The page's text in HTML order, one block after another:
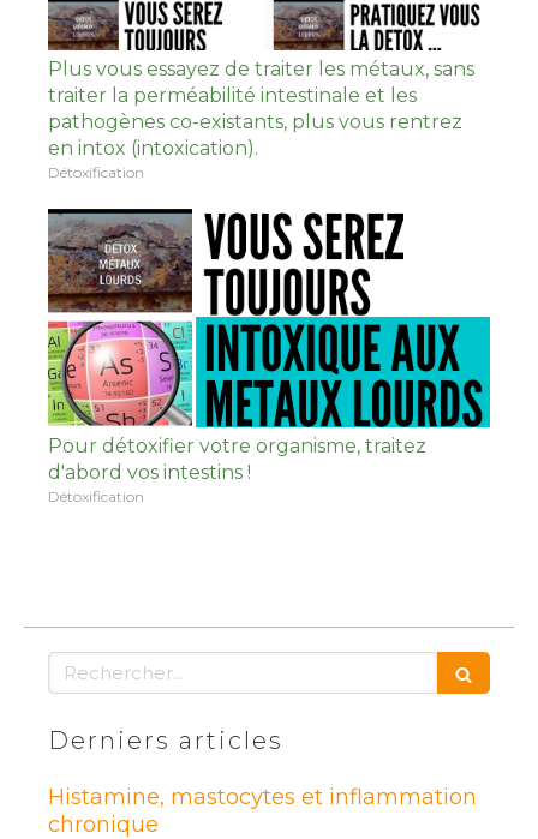
Plus vous essayez de traiter les métaux, sans
traiter la perméabilité intestinale et les
pathogènes co-existants, plus vous rentrez
en intox (intoxication).
Détoxification
Pour détoxifier votre organisme, traitez
d'abord vos intestins !
Détoxification
Rechercher
Derniers articles
Histamine, mastocytes et inflammation
chronique